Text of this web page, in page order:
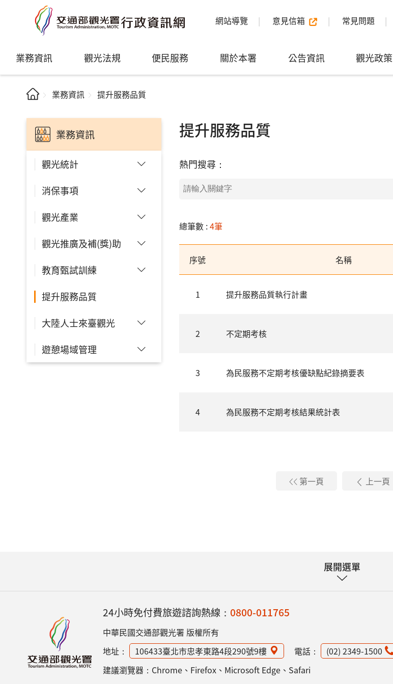
網站導覽 意見信箱 常見問題
業務資訊 觀光法規 便民服務 關於本署 公告資訊 觀光政策
業務資訊 提升服務品質
業務資訊
觀光統計
消保事項
觀光產業
觀光推廣及補(獎)助
教育甄試訓練
提升服務品質
大陸人士來臺觀光
遊憩場域管理
提升服務品質
熱門搜尋：
總筆數 :4筆
序號 名稱
1 提升服務品質執行計畫
2 不定期考核
3 為民服務不定期考核優缺點紀錄摘要表
4 為民服務不定期考核結果統計表
第一頁 上一頁
展開選單
24小時免付費旅遊諮詢熱線： 0800-011765
中華民國交通部觀光署 版權所有
地址：
106433臺北市忠孝東路4段290號9樓 電話：
(02) 2349-1500
建議瀏覽器：Chrome、Firefox、Microsoft Edge、Safari